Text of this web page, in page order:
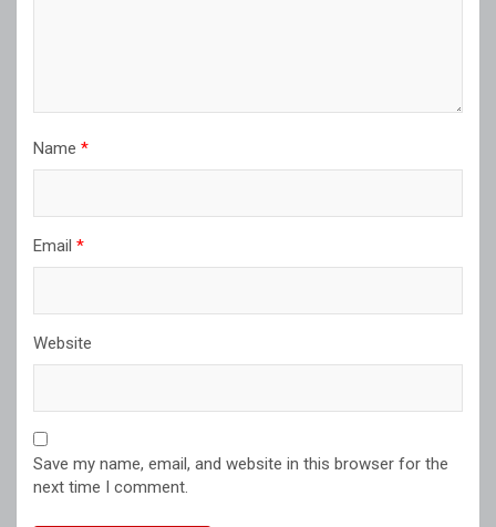
Name *
Email *
Website
Save my name, email, and website in this browser for the
next time I comment.